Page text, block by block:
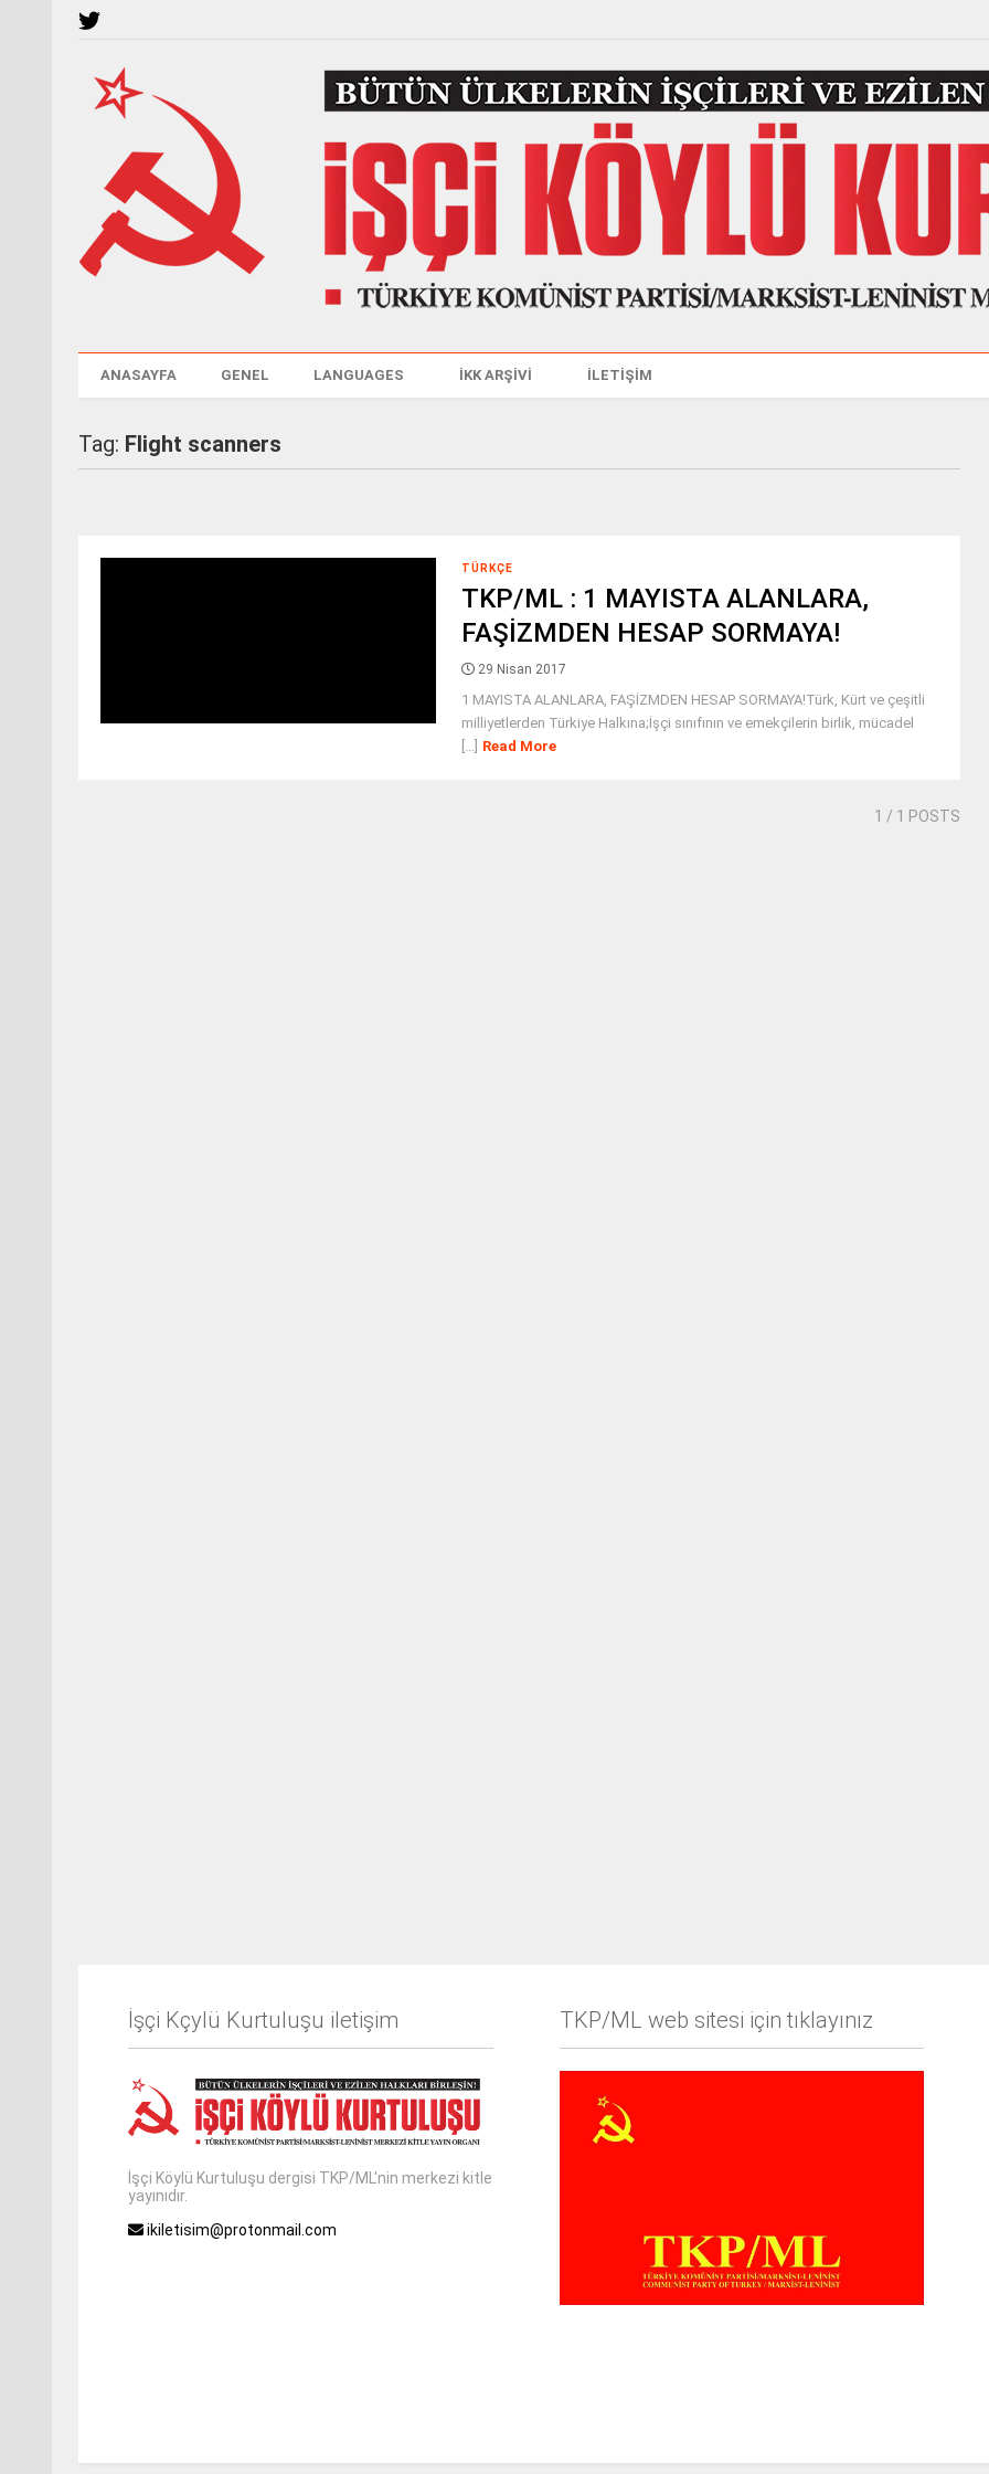
ANASAYFA GENEL LANGUAGES İKK ARŞİVİ İLETİŞİM
Tag: Flight scanners
TÜRKÇE
TKP/ML : 1 MAYISTA ALANLARA,
FAŞİZMDEN HESAP SORMAYA!
29 Nisan 2017
1 MAYISTA ALANLARA, FAŞİZMDEN HESAP SORMAYA!Türk, Kürt ve çeşitli
milliyetlerden Türkiye Halkına;İşçi sınıfının ve emekçilerin birlik, mücadel
[...] Read More
1 / 1 POSTS
İşçi Kçylü Kurtuluşu iletişim
İşçi Köylü Kurtuluşu dergisi TKP/ML'nin merkezi kitle
yayınıdır.
ikiletisim@protonmail.com
TKP/ML web sitesi için tıklayınız